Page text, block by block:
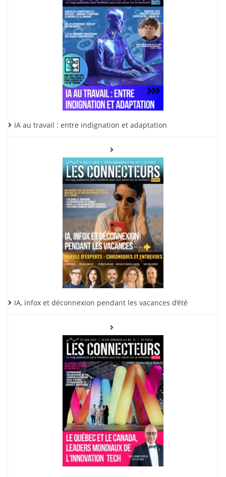
IA au travail : entre indignation et adaptation
IA, infox et déconnexion pendant les vacances d’été